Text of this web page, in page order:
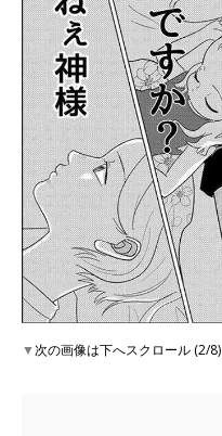
▼次の画像は下へスクロール (2/8)